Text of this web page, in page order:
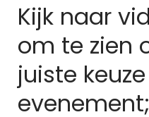
Kijk naar
om te zien
juiste
evenement;